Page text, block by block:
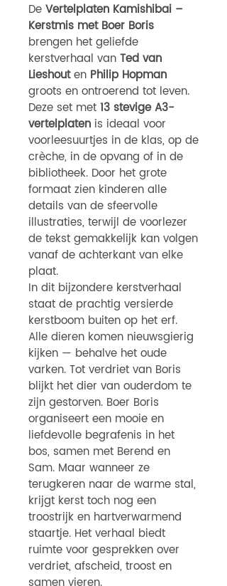
De Vertelplaten Kamishibai –
Kerstmis met Boer Boris
brengen het geliefde
kerstverhaal van Ted van
Lieshouten Philip Hopman
groots en ontroerend tot leven.
Deze set met 13 stevige A3-
vertelplaten is ideaal voor
voorleesuurtjes in de klas, op de
crèche, in de opvang of in de
bibliotheek. Door het grote
formaat zien kinderen alle
details van de sfeervolle
illustraties, terwijl de voorlezer
de tekst gemakkelijk kan volgen
vanaf de achterkant van elke
plaat.
In dit bijzondere kerstverhaal
staat de prachtig versierde
kerstboom buiten op het erf.
Alle dieren komen nieuwsgierig
kijken — behalve het oude
varken. Tot verdriet van Boris
blijkt het dier van ouderdom te
zijn gestorven. Boer Boris
organiseert een mooie en
liefdevolle begrafenis in het
bos, samen met Berend en
Sam. Maar wanneer ze
terugkeren naar de warme stal,
krijgt kerst toch nog een
troostrijk en hartverwarmend
staartje. Het verhaal biedt
ruimte voor gesprekken over
verdriet, afscheid, troost en